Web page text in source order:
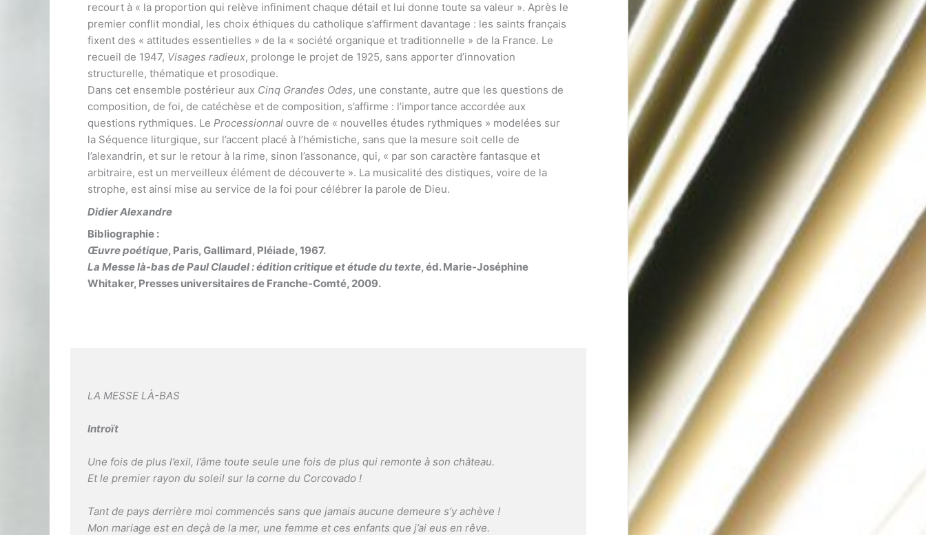
recourt à « la proportion qui relève infiniment chaque détail et lui donne toute sa valeur ». Après le
premier conflit mondial, les choix éthiques du catholique s’affirment davantage : les saints français
fixent des « attitudes essentielles » de la « société organique et traditionnelle » de la France. Le
recueil de 1947, Visages radieux, prolonge le projet de 1925, sans apporter d’innovation
structurelle, thématique et prosodique.
Dans cet ensemble postérieur aux Cinq Grandes Odes, une constante, autre que les questions de
composition, de foi, de catéchèse et de composition, s’affirme : l’importance accordée aux
questions rythmiques. Le Processionnal ouvre de « nouvelles études rythmiques » modelées sur
la Séquence liturgique, sur l’accent placé à l’hémistiche, sans que la mesure soit celle de
l’alexandrin, et sur le retour à la rime, sinon l’assonance, qui, « par son caractère fantasque et
arbitraire, est un merveilleux élément de découverte ». La musicalité des distiques, voire de la
strophe, est ainsi mise au service de la foi pour célébrer la parole de Dieu.
Didier Alexandre
Bibliographie :
Œuvre poétique, Paris, Gallimard, Pléiade, 1967.
La Messe là-bas de Paul Claudel : édition critique et étude du texte, éd. Marie-Joséphine
Whitaker, Presses universitaires de Franche-Comté, 2009.
LA MESSE LÀ-BAS
Introït
Une fois de plus l’exil, l’âme toute seule une fois de plus qui remonte à son château.
Et le premier rayon du soleil sur la corne du Corcovado !
Tant de pays derrière moi commencés sans que jamais aucune demeure s’y achève !
Mon mariage est en deçà de la mer, une femme et ces enfants que j’ai eus en rêve.